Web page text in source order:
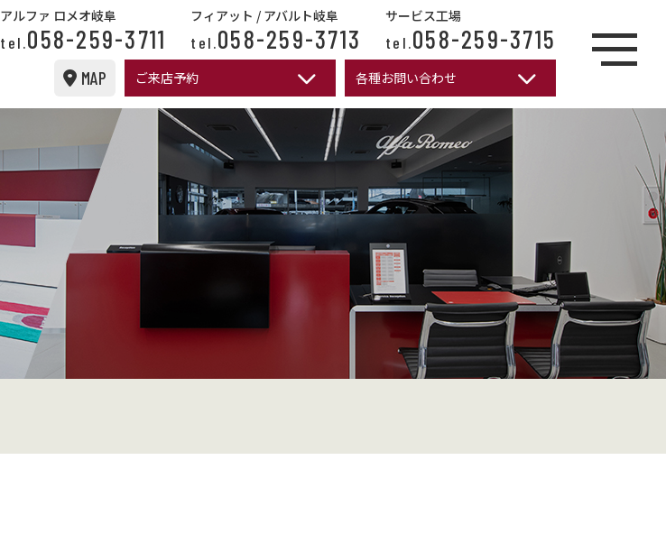
アルファ ロメオ岐阜
tel.058-259-3711
フィアット / アバルト岐阜
tel.058-259-3713
サービス工場
tel.058-259-3715
MAP ご来店予約 各種お問い合わせ